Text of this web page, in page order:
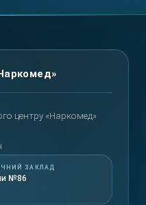
центру «Наркомед»
ЗАКЛАД
№86